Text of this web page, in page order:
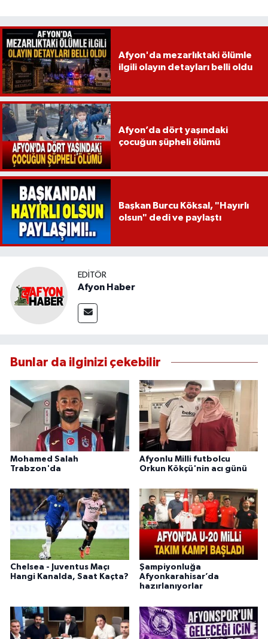
Afyon'da mezarlıktaki ölümle
ilgili olayın detayları belli oldu
Afyon’da dört yaşındaki
çocuğun şüpheli ölümü
Başkan Burcu Köksal, "Hayırlı
olsun" dedi ve paylaştı
EDITÖR
Afyon Haber
Bunlar da ilginizi çekebilir
Mohamed Salah
Trabzon'da
Afyonlu Milli futbolcu
Orkun Kökçü'nin acı günü
Chelsea - Juventus Maçı
Hangi Kanalda, Saat Kaçta?
Şampiyonluğa
Afyonkarahisar’da
hazırlanıyorlar